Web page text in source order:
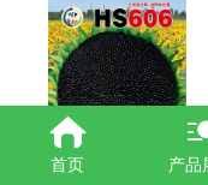
HS606
首页 产品